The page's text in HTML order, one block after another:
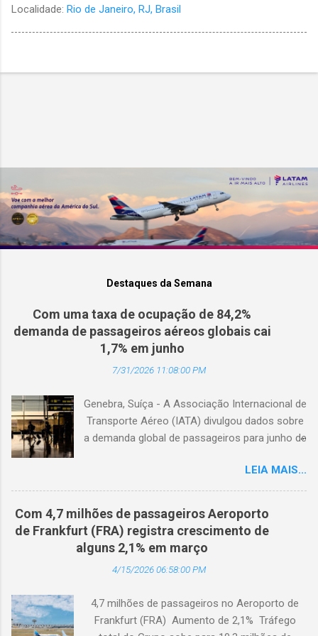
Localidade: Rio de Janeiro, RJ, Brasil
Destaques da Semana
Com uma taxa de ocupação de 84,2%
demanda de passageiros aéreos globais cai
1,7% em junho
7/31/2026 11:08:00 PM
Genebra, Suíça - A Associação Internacional de
Transporte Aéreo (IATA) divulgou dados sobre
a demanda global de passageiros para junho de
passageiros-quilômetro pagos (RPK), caiu 1,7%
em comparação com junho de 2025. Excluindo
o Oriente Médio, a demanda diminuiu 0,6%. A
capacidade total, medida em assentos-
quilômetro disponíveis (ASK), diminuiu 1,3% em
relação ao ano anterior. A taxa de ocupação foi
de 84,2% (-0,4 ponto percentual em
internacional caiu 0,9% em comparação com
junho de 2025. Excluindo o Oriente Médio, a
LEIA MAIS...
Com 4,7 milhões de passageiros Aeroporto
de Frankfurt (FRA) registra crescimento de
alguns 2,1% em março
4/15/2026 06:58:00 PM
4,7 milhões de passageiros no Aeroporto de
Frankfurt (FRA) Aumento de 2,1% Tráfego